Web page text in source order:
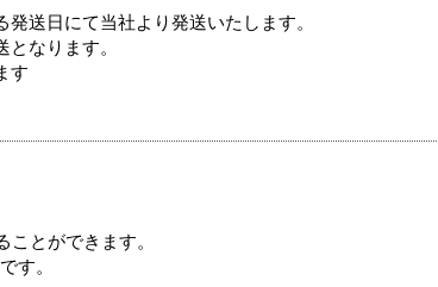
送日にて当社より発送いたします。
なります。
す
とができます。
す。